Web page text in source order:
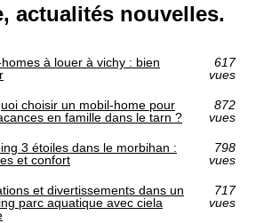
actualités nouvelles.
à louer à vichy : bien
617
vues
choisir un mobil-home pour
en famille dans le tarn ?
872
vues
3 étoiles dans le morbihan :
et confort
798
vues
et divertissements dans un
parc aquatique avec ciela
717
vues